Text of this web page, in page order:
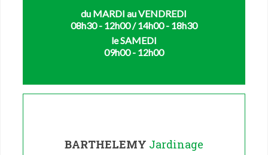
du MARDI au VENDREDI
08h30 - 12h00 / 14h00 - 18h30
le SAMEDI
09h00 - 12h00
BARTHELEMY Jardinage